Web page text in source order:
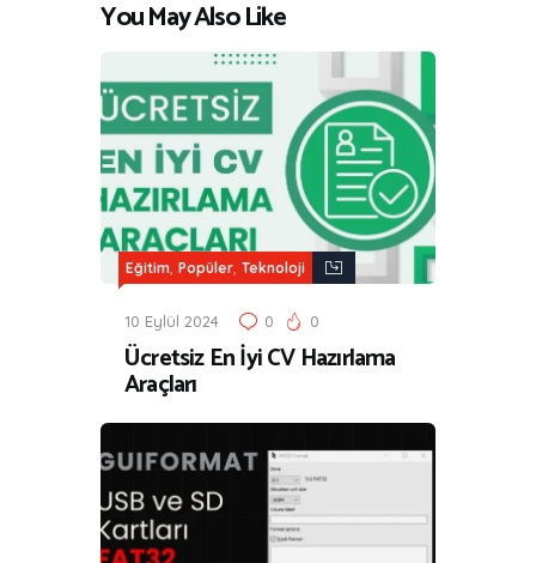
You May Also Like
Eğitim, Popüler, Teknoloji
10 Eylül 2024 0 0
Ücretsiz En İyi CV Hazırlama
Araçları